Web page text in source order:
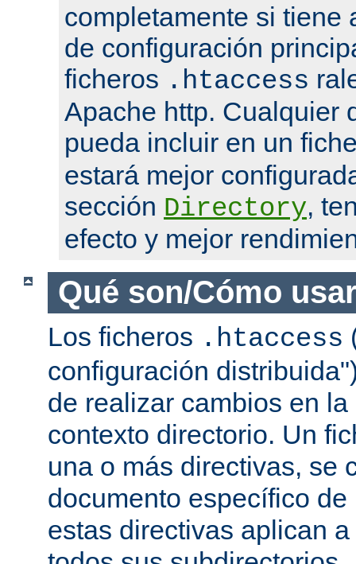
completamente si tiene
de configuración
ficheros .htaccess
Apache http. Cualquier
pueda incluir en un
estará mejor
sección Directory,
efecto y mejor
Qué son/Cómo
Los ficheros .htaccess
configuración
de realizar cambios en
contexto directorio. Un
una o más directivas, se
documento específico
estas directivas aplican